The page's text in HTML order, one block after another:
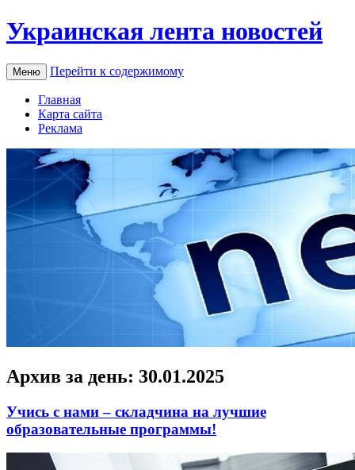
Украинская лента новостей
Меню Перейти к содержимому
Главная
Карта сайта
Реклама
Архив за день: 30.01.2025
Учись с нами – складчина на лучшие
образовательные программы!